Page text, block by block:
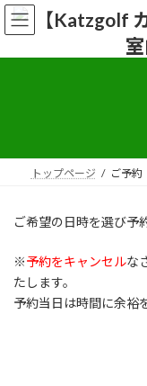
コ
ン
ン
ナ
ビ
ー
トップページ ご予約
ご希望の日時を選び予
※予約をキャンセルな
たします。
予約当日は時間に余裕